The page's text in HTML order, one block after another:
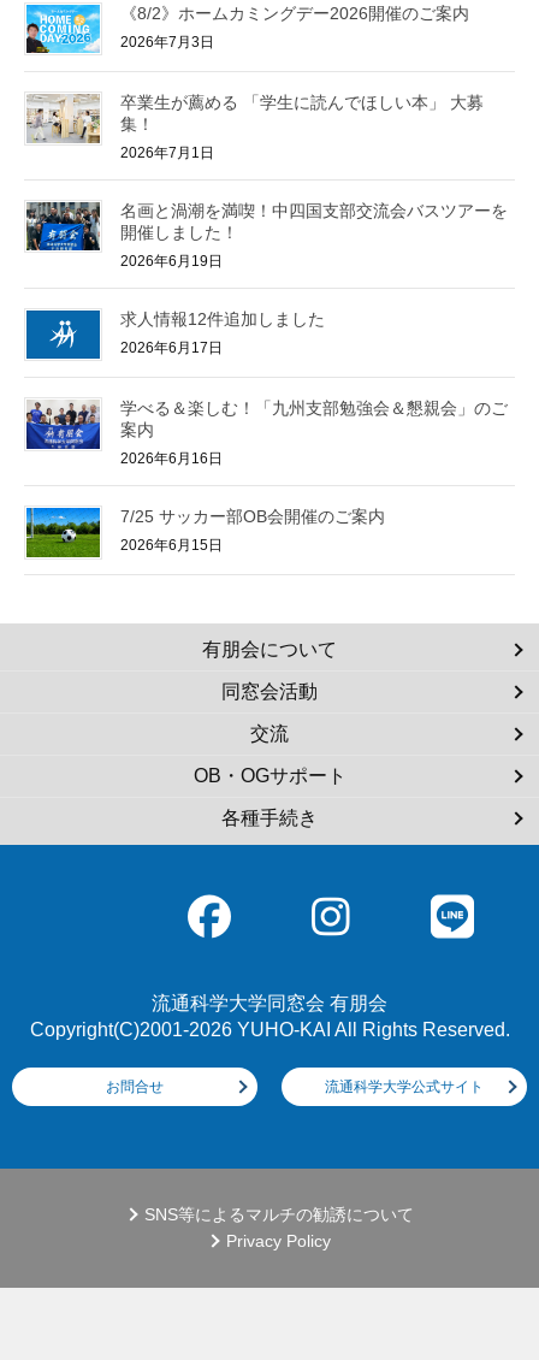
《8/2》ホームカミングデー2026開催のご案内
2026年7月3日
卒業生が薦める 「学生に読んでほしい本」 大募
集！
2026年7月1日
名画と渦潮を満喫！中四国支部交流会バスツアーを
開催しました！
2026年6月19日
求人情報12件追加しました
2026年6月17日
学べる＆楽しむ！「九州支部勉強会＆懇親会」のご
案内
2026年6月16日
7/25 サッカー部OB会開催のご案内
2026年6月15日
有朋会について
同窓会活動
交流
OB・OGサポート
各種手続き
流通科学大学同窓会 有朋会
Copyright(C)2001-2026 YUHO-KAI All Rights Reserved.
お問合せ 流通科学大学公式サイト
SNS等によるマルチの勧誘について
Privacy Policy